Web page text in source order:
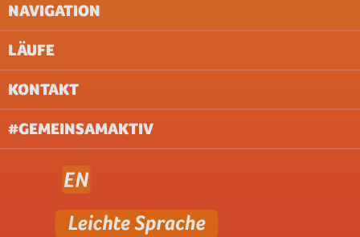
NAVIGATION
IMPRESSUM
AGB
UNTERNEHMEN
ABOUT & JOBS
FAQ
DATENSCHUTZ (WEBSITE)
DATENSCHUTZ (VERANSTALTUNG)
LÄUFE
AACHEN
BERLIN
BREMEN
DILLINGEN/SAAR
DORTMUND
DÜSSELDORF
KONTAKT
#GEMEINSAMAKTIV